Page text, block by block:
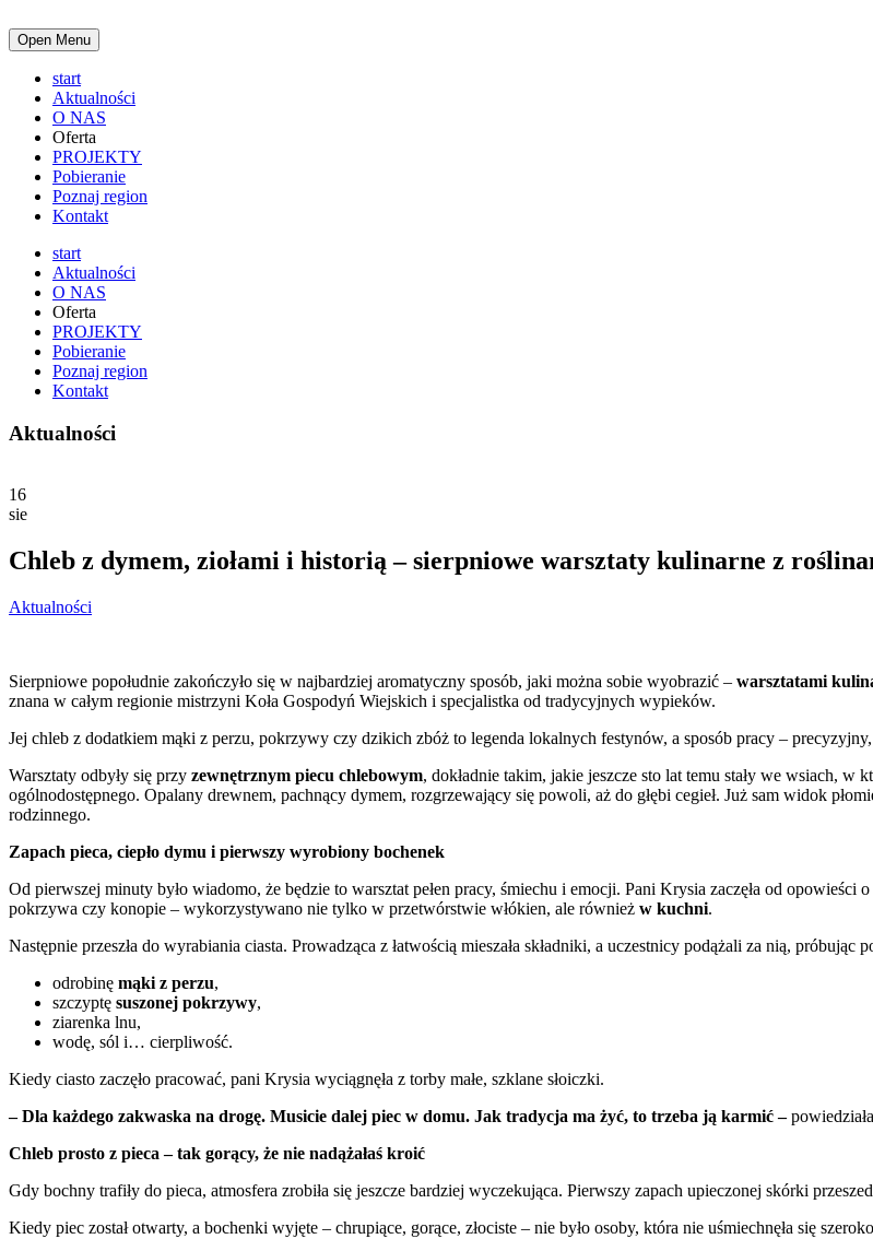
Open Menu
start
Aktualności
O NAS
Oferta
PROJEKTY
Pobieranie
Poznaj region
Kontakt
start
Aktualności
O NAS
Oferta
PROJEKTY
Pobieranie
Poznaj region
Kontakt
Aktualności
16
sie
Chleb z dymem, ziołami i historią – sierpniowe warsztaty kulinarne z
Aktualności
Sierpniowe popołudnie zakończyło się w najbardziej aromatyczny sposób, jaki można sobie wyobrazić – warsztatami
znana w całym regionie mistrzyni Koła Gospodyń Wiejskich i specjalistka od tradycyjnych wypieków.
Jej chleb z dodatkiem mąki z perzu, pokrzywy czy dzikich zbóż to legenda lokalnych festynów, a sposób pracy –
Warsztaty odbyły się przy zewnętrznym piecu chlebowym, dokładnie takim, jakie jeszcze sto lat temu stały we wsiach,
ogólnodostępnego. Opalany drewnem, pachnący dymem, rozgrzewający się powoli, aż do głębi cegieł. Już sam widok
rodzinnego.
Zapach pieca, ciepło dymu i pierwszy wyrobiony bochenek
Od pierwszej minuty było wiadomo, że będzie to warsztat pełen pracy, śmiechu i emocji. Pani Krysia zaczęła od
pokrzywa czy konopie – wykorzystywano nie tylko w przetwórstwie włókien, ale również w kuchni.
Następnie przeszła do wyrabiania ciasta. Prowadząca z łatwością mieszała składniki, a uczestnicy podążali za nią,
odrobinę mąki z perzu,
szczyptę suszonej pokrzywy,
ziarenka lnu,
wodę, sól i… cierpliwość.
Kiedy ciasto zaczęło pracować, pani Krysia wyciągnęła z torby małe, szklane słoiczki.
– Dla każdego zakwaska na drogę. Musicie dalej piec w domu. Jak tradycja ma żyć, to trzeba ją karmić –
Chleb prosto z pieca – tak gorący, że nie nadążałaś kroić
Gdy bochny trafiły do pieca, atmosfera zrobiła się jeszcze bardziej wyczekująca. Pierwszy zapach upieczonej skórki
Kiedy piec został otwarty, a bochenki wyjęte – chrupiące, gorące, złociste – nie było osoby, która nie uśmiechnęła się